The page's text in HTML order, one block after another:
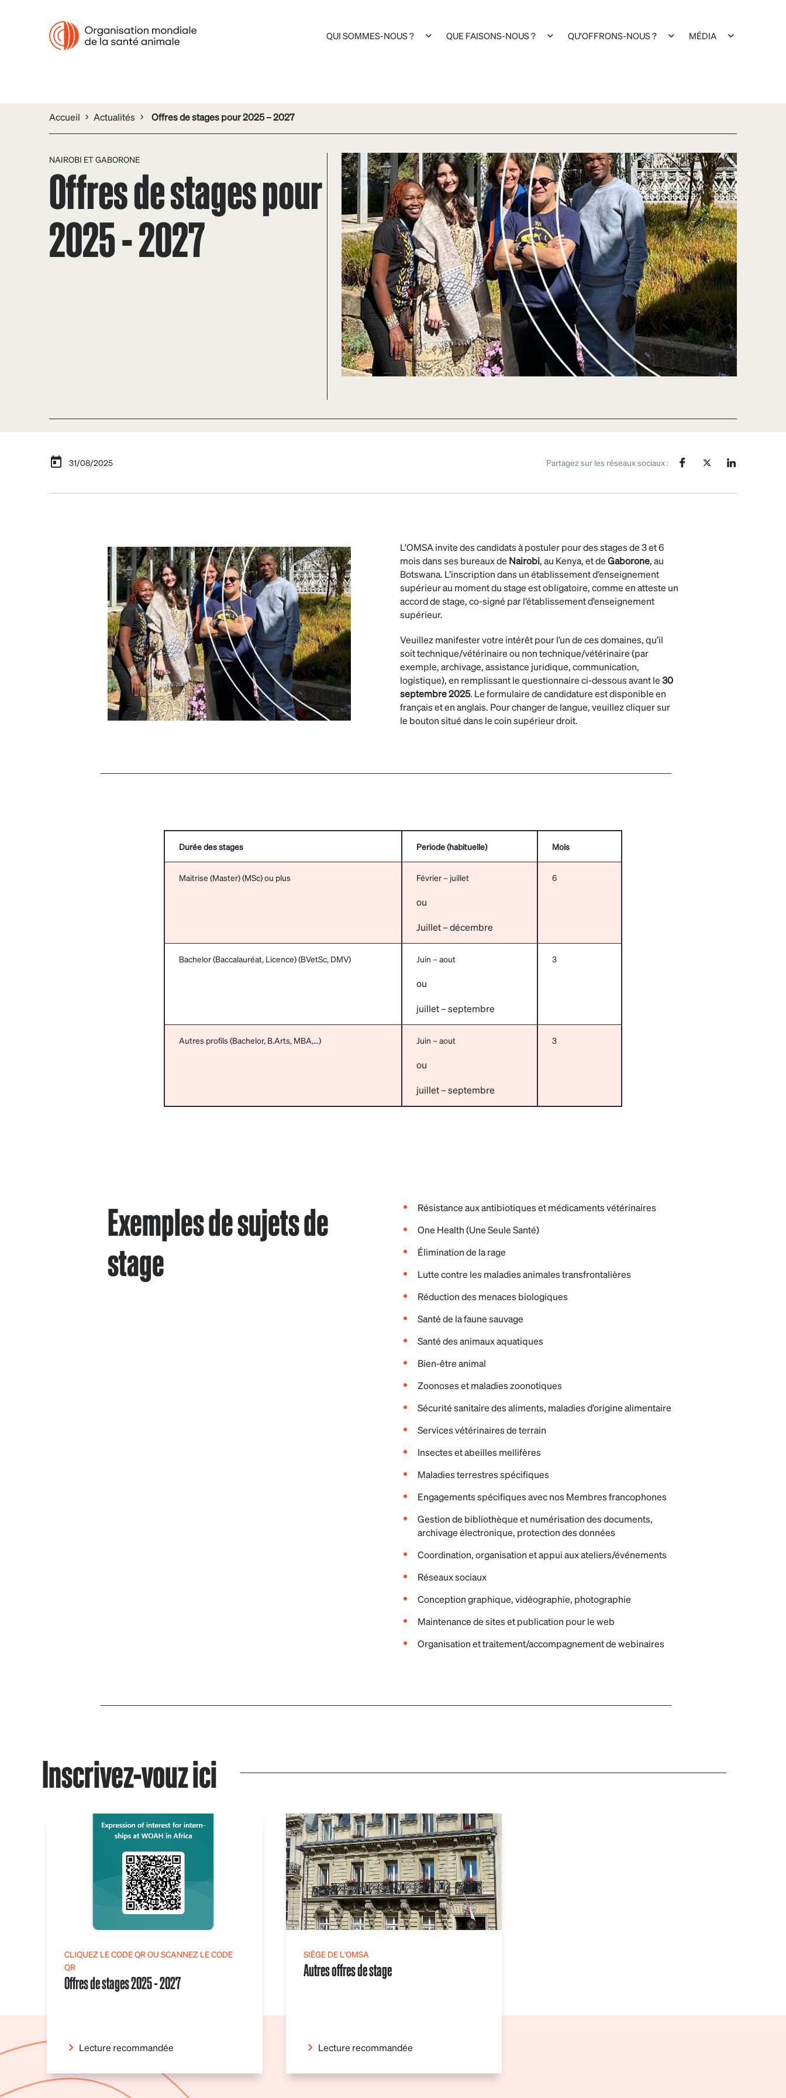
QUI SOMMES-NOUS ? QUE FAISONS-NOUS ? QU'OFFRONS-NOUS ? MÉDIA
Accueil Actualités Offres de stages pour 2025 – 2027
NAIROBI ET GABORONE
Offres de stages pour
2025 - 2027
31/08/2025 Partagez sur les réseaux sociaux :
L’OMSA invite des candidats à postuler pour des stages de 3 et 6
mois dans ses bureaux de Nairobi, au Kenya, et deGaborone, au
Botswana. L’inscription dans un établissement d’enseignement
supérieur au moment du stage est obligatoire, comme en atteste un
accord de stage, co-signé par l’établissement d’enseignement
supérieur.
Veuillez manifester votre intérêt pour l’un de ces domaines, qu’il
soit technique/vétérinaire ou non technique/vétérinaire (par
exemple, archivage, assistance juridique, communication,
logistique), en remplissant le questionnaire ci-dessous avant le30
septembre 2025. Le formulaire de candidature est disponible en
français et en anglais. Pour changer de langue, veuillez cliquer sur
le bouton situé dans le coin supérieur droit.
Durée des stages Periode (habituelle) Mois
Maitrise (Master) (MSc) ou plus Février – juillet
ou
Juillet – décembre
6
Bachelor (Baccalauréat, Licence) (BVetSc, DMV) Juin – aout
ou
juillet – septembre
3
Autres profils (Bachelor, B.Arts, MBA,…) Juin – aout
ou
juillet – septembre
3
Exemples de sujets de
stage
Résistance aux antibiotiques et médicaments vétérinaires
One Health (Une Seule Santé)
Élimination de la rage
Lutte contre les maladies animales transfrontalières
Réduction des menaces biologiques
Santé de la faune sauvage
Santé des animaux aquatiques
Bien-être animal
Zoonoses et maladies zoonotiques
Sécurité sanitaire des aliments, maladies d’origine alimentaire
Services vétérinaires de terrain
Insectes et abeilles mellifères
Maladies terrestres spécifiques
Engagements spécifiques avec nos Membres francophones
Gestion de bibliothèque et numérisation des documents,
archivage électronique, protection des données
Coordination, organisation et appui aux ateliers/événements
Réseaux sociaux
Conception graphique, vidéographie, photographie
Maintenance de sites et publication pour le web
Organisation et traitement/accompagnement de webinaires
Inscrivez-vouz ici
CLIQUEZ LE CODE QR OU SCANNEZ LE CODE
QR
Offres de stages 2025 - 2027
Lecture recommandée
SIÈGE DE L'OMSA
Autres offres de stage
Lecture recommandée